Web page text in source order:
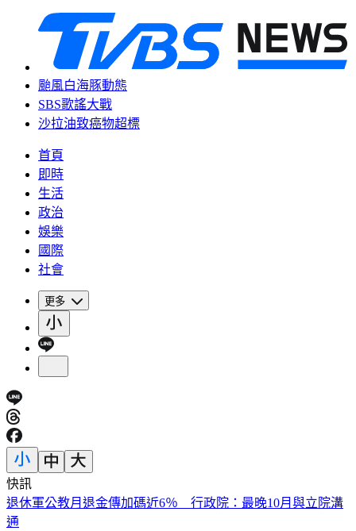
颱風白海豚動態
SBS歌謠大戰
沙拉油致癌物超標
首頁
即時
生活
政治
娛樂
國際
社會
更多
快訊
《紐時》曝台人赴陸「個資、足跡」全監控 陸委會：符合事
實